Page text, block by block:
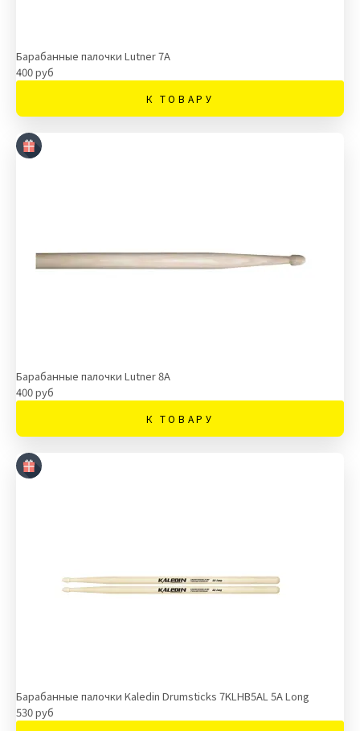
Барабанные палочки Lutner 7A
400 руб
К ТОВАРУ
Барабанные палочки Lutner 8A
400 руб
К ТОВАРУ
Барабанные палочки Kaledin Drumsticks 7KLHB5AL 5A Long
530 руб